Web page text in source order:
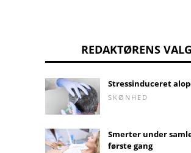
REDAKTØRENS VALG
Stressinduceret
SKØNHED
Smerter under
første gang